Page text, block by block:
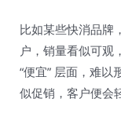
比如某些快消品牌
户，销量看似可观
“便宜” 层面，难
似促销，客户便会